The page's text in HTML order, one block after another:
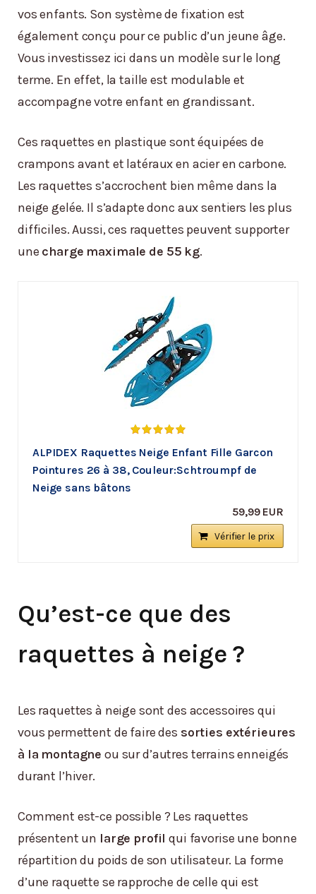
vos enfants. Son système de fixation est
également conçu pour ce public d’un jeune âge.
Vous investissez ici dans un modèle sur le long
terme. En effet, la taille est modulable et
accompagne votre enfant en grandissant.
Ces raquettes en plastique sont équipées de
crampons avant et latéraux en acier en carbone.
Les raquettes s’accrochent bien même dans la
neige gelée. Il s’adapte donc aux sentiers les plus
difficiles. Aussi, ces raquettes peuvent supporter
une charge maximale de 55 kg.
ALPIDEX Raquettes Neige Enfant Fille Garcon
Pointures 26 à 38, Couleur:Schtroumpf de
Neige sans bâtons
59,99 EUR
Vérifier le prix
Qu’est-ce que des
raquettes à neige ?
Les raquettes à neige sont des accessoires qui
vous permettent de faire des sorties extérieures
à la montagne ou sur d’autres terrains enneigés
durant l’hiver.
Comment est-ce possible ? Les raquettes
présentent un large profil qui favorise une bonne
répartition du poids de son utilisateur. La forme
d’une raquette se rapproche de celle qui est